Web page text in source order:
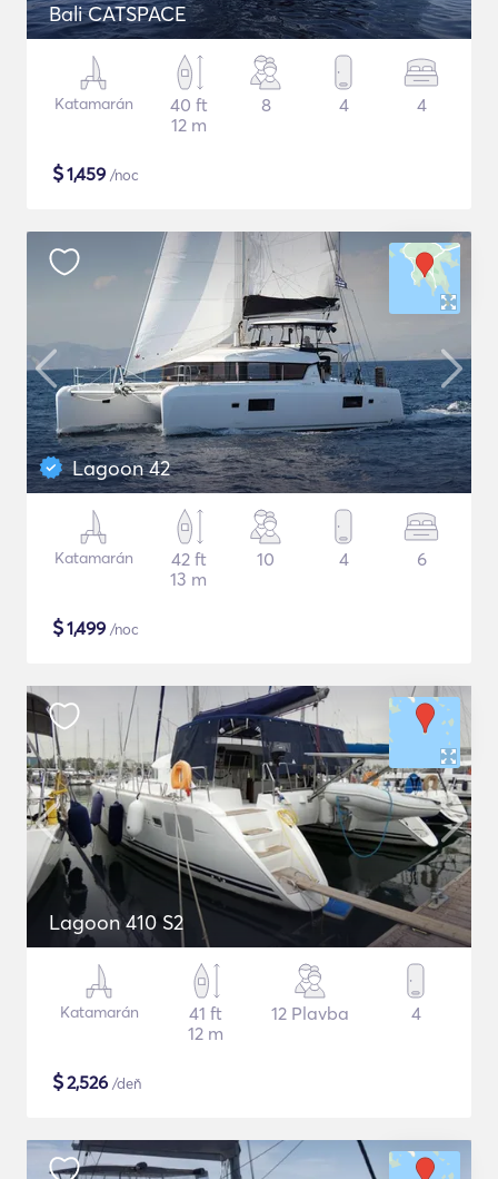
Bali CATSPACE
Katamarán
40 ft
12 m
8 4 4
$1,459 /noc
Lagoon 42
Katamarán
42 ft
13 m
10 4 6
$1,499 /noc
Lagoon 410 S2
Katamarán
41 ft
12 m
12 Plavba 4
$2,526 /deň